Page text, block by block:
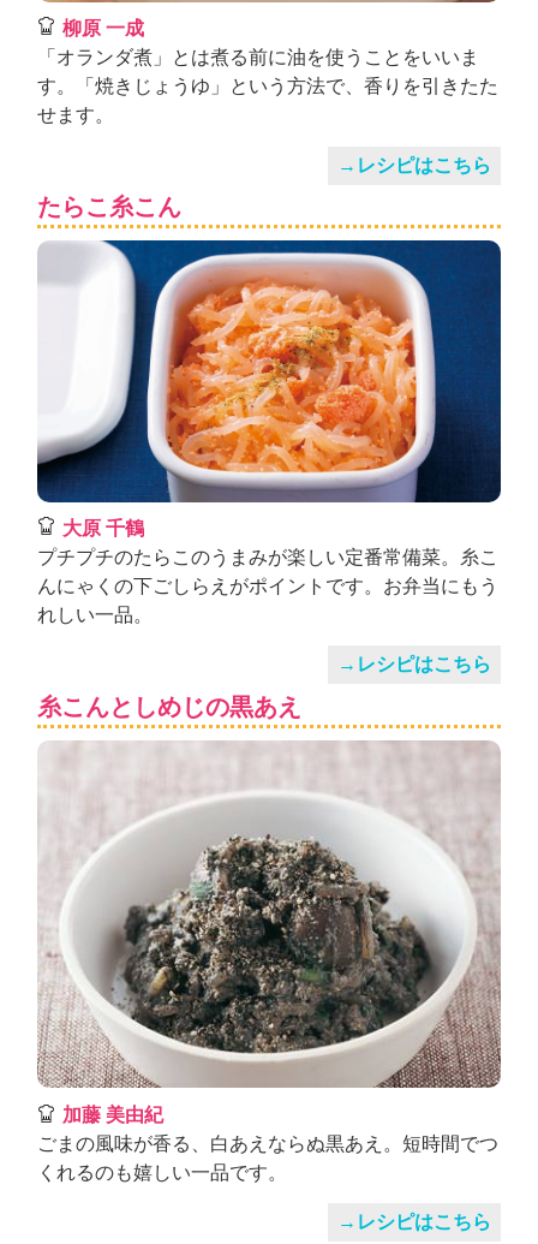
柳原 一成
「オランダ煮」とは煮る前に油を使うことをいいま
す。「焼きじょうゆ」という方法で、香りを引きたた
せます。
→レシピはこちら
たらこ糸こん
大原 千鶴
プチプチのたらこのうまみが楽しい定番常備菜。糸こ
んにゃくの下ごしらえがポイントです。お弁当にもう
れしい一品。
→レシピはこちら
糸こんとしめじの黒あえ
加藤 美由紀
ごまの風味が香る、白あえならぬ黒あえ。短時間でつ
くれるのも嬉しい一品です。
→レシピはこちら